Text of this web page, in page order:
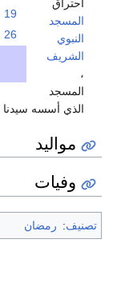
19
26
احتراق
المسجد
النبوي
الشريف
،
المسجد
الذي أسسه سيدنا
مواليد
وفيات
تصنيف: رمضان